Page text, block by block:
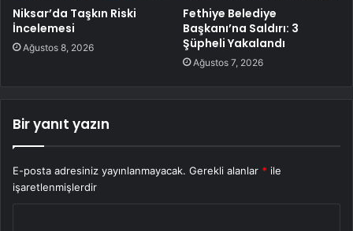
Niksar’da Taşkın Riski
İncelemesi
Ağustos 8, 2026
Fethiye Belediye
Başkanı’na Saldırı: 3
Şüpheli Yakalandı
Ağustos 7, 2026
Bir yanıt yazın
E-posta adresiniz yayınlanmayacak. Gerekli alanlar * ile
işaretlenmişlerdir